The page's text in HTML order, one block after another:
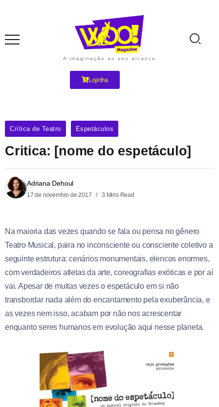
A imaginação ao seu alcance
Lojinha
Crítica de Teatro Espetáculos
Critica: [nome do espetáculo]
Adriana Dehoul
17 de novembro de 2017 3 Mins Read
Na maioria das vezes quando se fala ou pensa no gênero
Teatro Musical, paira no inconsciente ou consciente coletivo a
seguinte estrutura: cenários monumentais, elencos enormes,
com verdadeiros atletas da arte, coreografias exóticas e por aí
vai. Apesar de muitas vezes o espetáculo em si não
transbordar nada além do encantamento pela exuberância, e
as vezes nem isso, acabam por não nos acrescentar
enquanto seres humanos em evolução aqui nesse planeta.